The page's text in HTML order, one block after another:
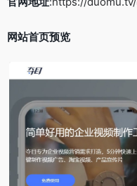
网站首页预览